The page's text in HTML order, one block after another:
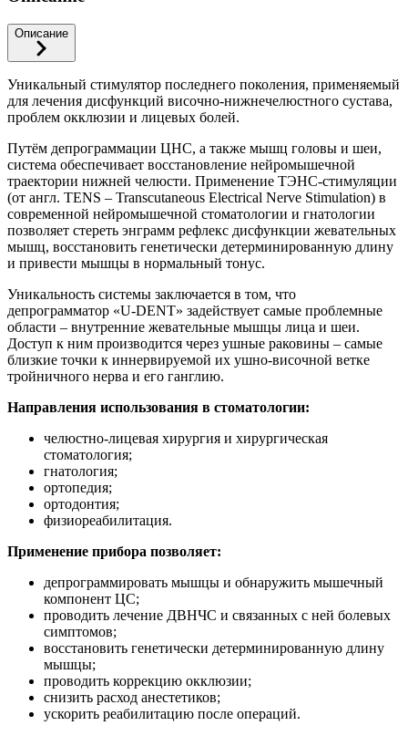
Описание
Уникальный стимулятор последнего поколения, применяемый
для лечения дисфункций височно-нижнечелюстного сустава,
проблем окклюзии и лицевых болей.
Путём депрограммации ЦНС, а также мышц головы и шеи,
система обеспечивает восстановление нейромышечной
траектории нижней челюсти. Применение ТЭНС-стимуляции
(от англ. TENS – Transcutaneous Electrical Nerve Stimulation) в
современной нейромышечной стоматологии и гнатологии
позволяет стереть энграмм рефлекс дисфункции жевательных
мышц, восстановить генетически детерминированную длину
и привести мышцы в нормальный тонус.
Уникальность системы заключается в том, что
депрограмматор «U-DENT» задействует самые проблемные
области – внутренние жевательные мышцы лица и шеи.
Доступ к ним производится через ушные раковины – самые
близкие точки к иннервируемой их ушно-височной ветке
тройничного нерва и его ганглию.
Направления использования в стоматологии:
челюстно-лицевая хирургия и хирургическая
стоматология;
гнатология;
ортопедия;
ортодонтия;
физиореабилитация.
Применение прибора позволяет:
депрограммировать мышцы и обнаружить мышечный
компонент ЦС;
проводить лечение ДВНЧС и связанных с ней болевых
симптомов;
восстановить генетически детерминированную длину
мышцы;
проводить коррекцию окклюзии;
снизить расход анестетиков;
ускорить реабилитацию после операций.